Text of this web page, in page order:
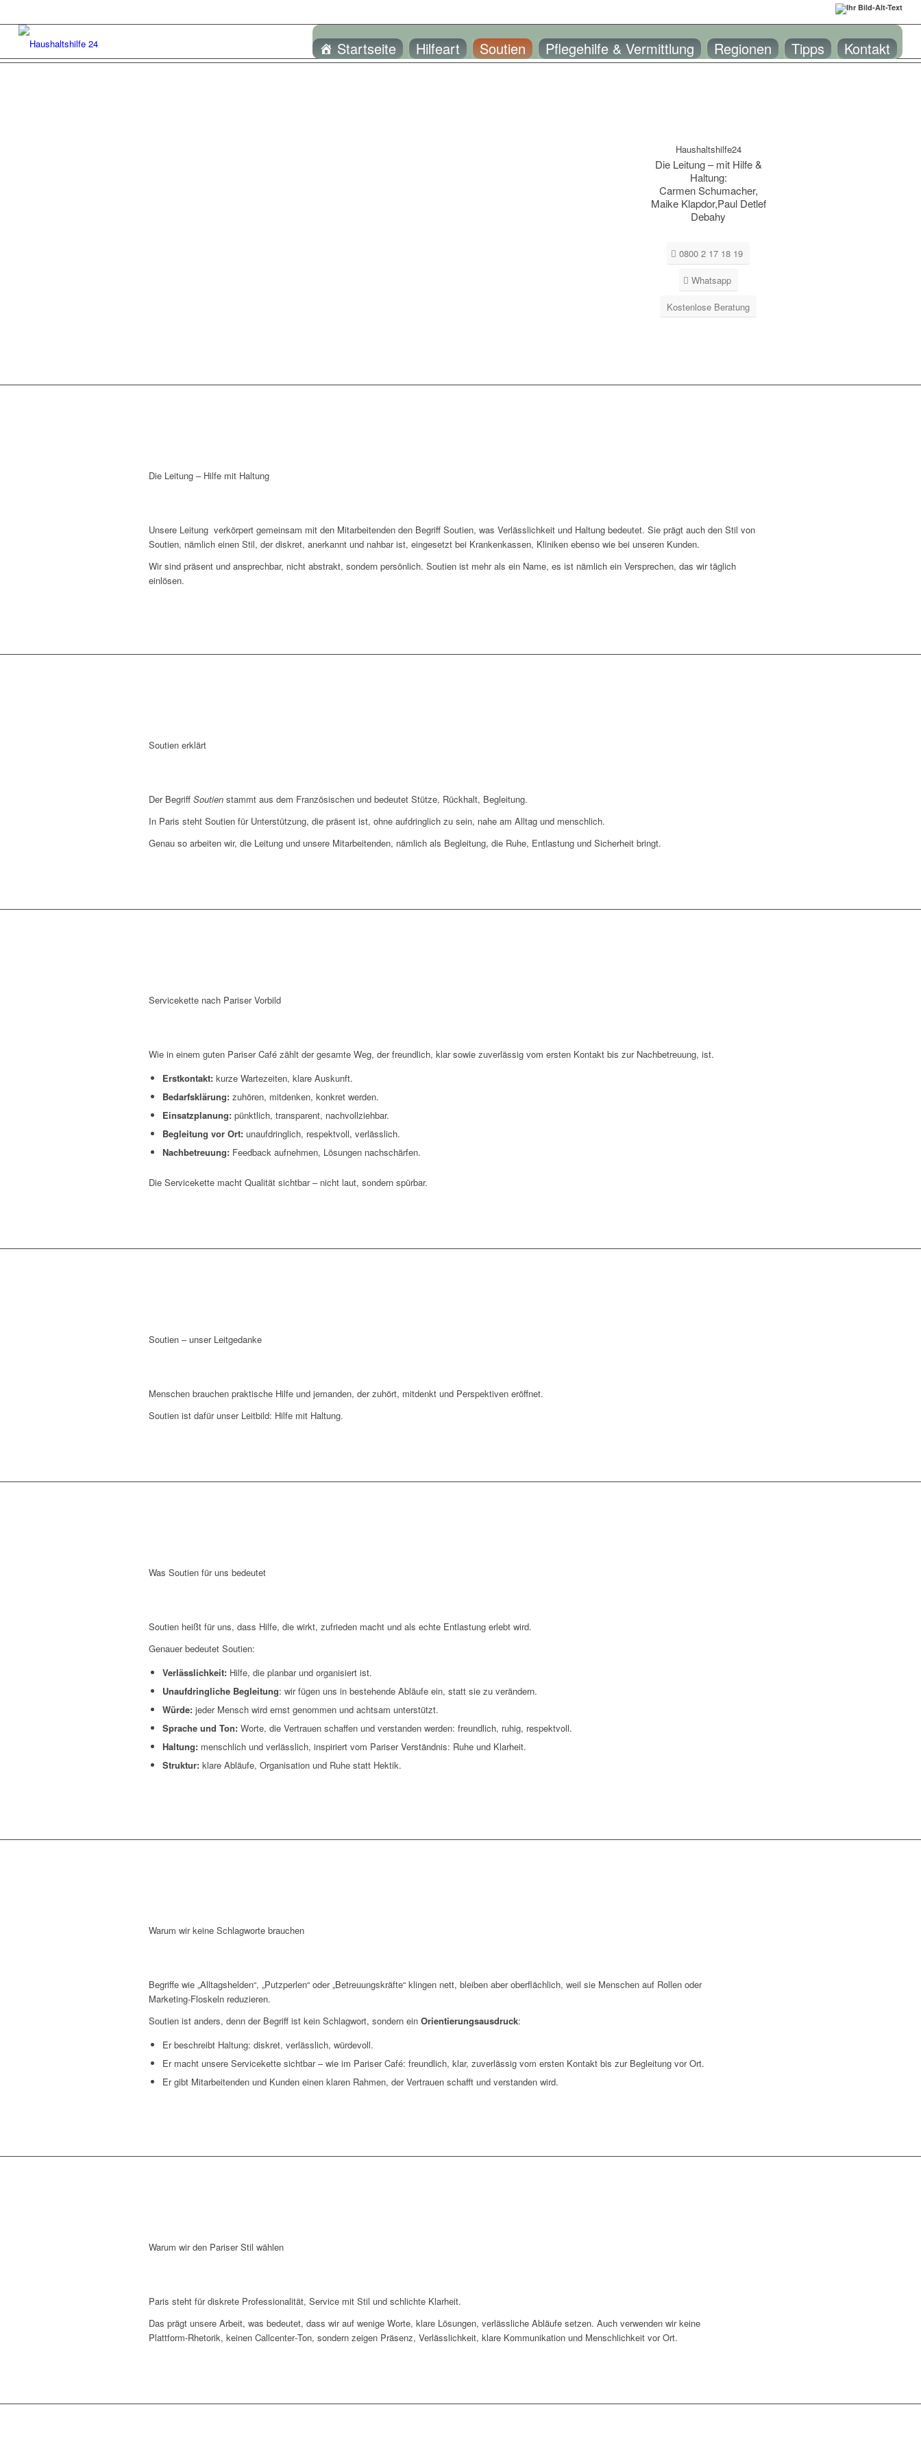
Startseite Hilfeart Soutien Pflegehilfe & Vermittlung Regionen Tipps Kontakt
Haushaltshilfe24
Die Leitung – mit Hilfe &
Haltung:
Carmen Schumacher,
Maike Klapdor,Paul Detlef
Debahy
0800 2 17 18 19
Whatsapp
Kostenlose Beratung
Die Leitung – Hilfe mit Haltung
Unsere Leitung verkörpert gemeinsam mit den Mitarbeitenden den Begriff Soutien, was Verlässlichkeit und Haltung bedeutet. Sie prägt auch den Stil von
Soutien, nämlich einen Stil, der diskret, anerkannt und nahbar ist, eingesetzt bei Krankenkassen, Kliniken ebenso wie bei unseren Kunden.
Wir sind präsent und ansprechbar, nicht abstrakt, sondern persönlich. Soutien ist mehr als ein Name, es ist nämlich ein Versprechen, das wir täglich
einlösen.
Soutien erklärt
Der Begriff Soutien stammt aus dem Französischen und bedeutet Stütze, Rückhalt, Begleitung.
In Paris steht Soutien für Unterstützung, die präsent ist, ohne aufdringlich zu sein, nahe am Alltag und menschlich.
Genau so arbeiten wir, die Leitung und unsere Mitarbeitenden, nämlich als Begleitung, die Ruhe, Entlastung und Sicherheit bringt.
Servicekette nach Pariser Vorbild
Wie in einem guten Pariser Café zählt der gesamte Weg, der freundlich, klar sowie zuverlässig vom ersten Kontakt bis zur Nachbetreuung, ist.
Erstkontakt: kurze Wartezeiten, klare Auskunft.
Bedarfsklärung: zuhören, mitdenken, konkret werden.
Einsatzplanung: pünktlich, transparent, nachvollziehbar.
Begleitung vor Ort: unaufdringlich, respektvoll, verlässlich.
Nachbetreuung: Feedback aufnehmen, Lösungen nachschärfen.
Die Servicekette macht Qualität sichtbar – nicht laut, sondern spürbar.
Soutien – unser Leitgedanke
Menschen brauchen praktische Hilfe und jemanden, der zuhört, mitdenkt und Perspektiven eröffnet.
Soutien ist dafür unser Leitbild: Hilfe mit Haltung.
Was Soutien für uns bedeutet
Soutien heißt für uns, dass Hilfe, die wirkt, zufrieden macht und als echte Entlastung erlebt wird.
Genauer bedeutet Soutien:
Verlässlichkeit: Hilfe, die planbar und organisiert ist.
Unaufdringliche Begleitung: wir fügen uns in bestehende Abläufe ein, statt sie zu verändern.
Würde: jeder Mensch wird ernst genommen und achtsam unterstützt.
Sprache und Ton: Worte, die Vertrauen schaffen und verstanden werden: freundlich, ruhig, respektvoll.
Haltung: menschlich und verlässlich, inspiriert vom Pariser Verständnis: Ruhe und Klarheit.
Struktur: klare Abläufe, Organisation und Ruhe statt Hektik.
Warum wir keine Schlagworte brauchen
Begriffe wie „Alltagshelden“, „Putzperlen“ oder „Betreuungskräfte“ klingen nett, bleiben aber oberflächlich, weil sie Menschen auf Rollen oder
Marketing‑Floskeln reduzieren.
Soutien ist anders, denn der Begriff ist kein Schlagwort, sondern ein Orientierungsausdruck:
Er beschreibt Haltung: diskret, verlässlich, würdevoll.
Er macht unsere Servicekette sichtbar – wie im Pariser Café: freundlich, klar, zuverlässig vom ersten Kontakt bis zur Begleitung vor Ort.
Er gibt Mitarbeitenden und Kunden einen klaren Rahmen, der Vertrauen schafft und verstanden wird.
Warum wir den Pariser Stil wählen
Paris steht für diskrete Professionalität, Service mit Stil und schlichte Klarheit.
Das prägt unsere Arbeit, was bedeutet, dass wir auf wenige Worte, klare Lösungen, verlässliche Abläufe setzen. Auch verwenden wir keine
Plattform‑Rhetorik, keinen Callcenter‑Ton, sondern zeigen Präsenz, Verlässlichkeit, klare Kommunikation und Menschlichkeit vor Ort.